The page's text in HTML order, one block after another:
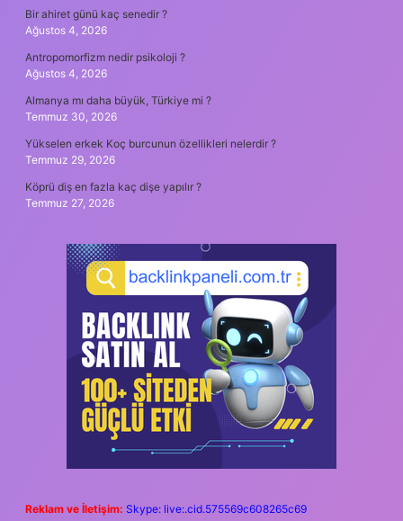
Bir ahiret günü kaç senedir ?
Ağustos 4, 2026
Antropomorfizm nedir psikoloji ?
Ağustos 4, 2026
Almanya mı daha büyük, Türkiye mi ?
Temmuz 30, 2026
Yükselen erkek Koç burcunun özellikleri nelerdir ?
Temmuz 29, 2026
Köprü diş en fazla kaç dişe yapılır ?
Temmuz 27, 2026
Reklam ve İletişim: Skype: live:.cid.575569c608265c69